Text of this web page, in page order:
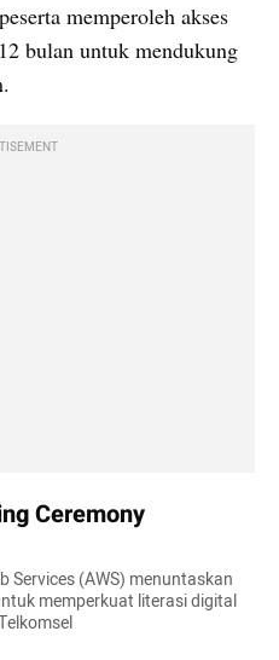
memperoleh akses
bulan untuk mendukung
Ceremony
Services (AWS) menuntaskan
memperkuat literasi digital